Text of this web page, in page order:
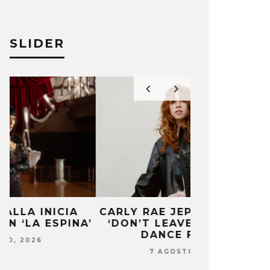
SLIDER
CARLY RAE JEPSEN PUBLICA
‘DON’T LEAVE ME ON THE
DANCE FLOOR’